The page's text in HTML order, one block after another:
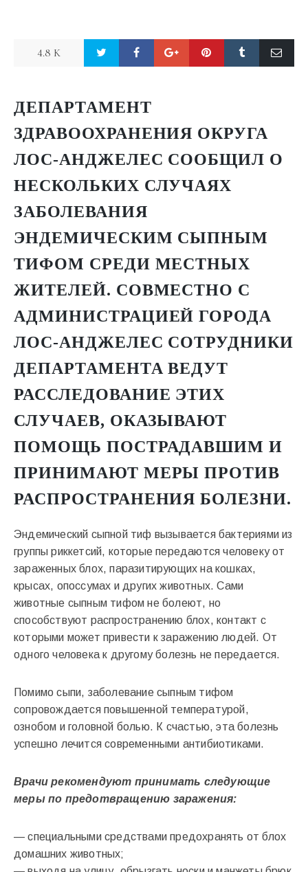
4.8 K
ДЕПАРТАМЕНТ
ЗДРАВООХРАНЕНИЯ ОКРУГА
ЛОС-АНДЖЕЛЕС СООБЩИЛ О
НЕСКОЛЬКИХ СЛУЧАЯХ
ЗАБОЛЕВАНИЯ
ЭНДЕМИЧЕСКИМ СЫПНЫМ
ТИФОМ СРЕДИ МЕСТНЫХ
ЖИТЕЛЕЙ. СОВМЕСТНО С
АДМИНИСТРАЦИЕЙ ГОРОДА
ЛОС-АНДЖЕЛЕС СОТРУДНИКИ
ДЕПАРТАМЕНТА ВЕДУТ
РАССЛЕДОВАНИЕ ЭТИХ
СЛУЧАЕВ, ОКАЗЫВАЮТ
ПОМОЩЬ ПОСТРАДАВШИМ И
ПРИНИМАЮТ МЕРЫ ПРОТИВ
РАСПРОСТРАНЕНИЯ БОЛЕЗНИ.
Эндемический сыпной тиф вызывается бактериями из
группы риккетсий, которые передаются человеку от
зараженных блох, паразитирующих на кошках,
крысах, опоссумах и других животных. Сами
животные сыпным тифом не болеют, но
способствуют распространению блох, контакт с
которыми может привести к заражению людей. От
одного человека к другому болезнь не передается.
Помимо сыпи, заболевание сыпным тифом
сопровождается повышенной температурой,
ознобом и головной болью. К счастью, эта болезнь
успешно лечится современными антибиотиками.
Врачи рекомендуют принимать следующие
меры по предотвращению заражения:
— специальными средствами предохранять от блох
домашних животных;